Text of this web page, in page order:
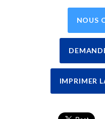
NOUS
IMPRIMER